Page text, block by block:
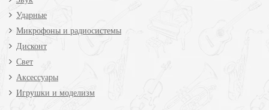
Ударные
Микрофоны и радиосистемы
Дисконт
Свет
Аксессуары
Игрушки и моделизм